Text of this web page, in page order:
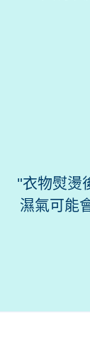
衣物熨燙
濕氣可能